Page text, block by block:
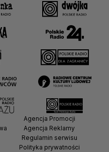
Agencja Promocji
Agencja Reklamy
Regulamin serwisu
Polityka prywatności